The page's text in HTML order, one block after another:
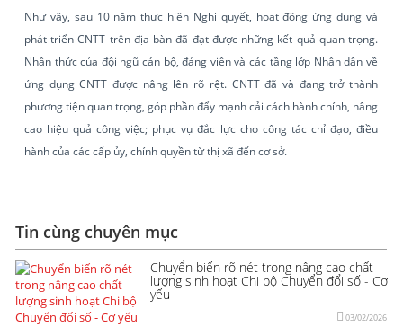
Như vậy, sau 10 năm thực hiện Nghị quyết, hoạt động ứng dụng và
phát triển CNTT trên địa bàn đã đạt được những kết quả quan trọng.
Nhân thức của đội ngũ cán bộ, đảng viên và các tầng lớp Nhân dân về
ứng dụng CNTT được nâng lên rõ rệt. CNTT đã và đang trở thành
phương tiện quan trọng, góp phần đẩy mạnh cải cách hành chính, nâng
cao hiệu quả công việc; phục vụ đắc lực cho công tác chỉ đạo, điều
hành của các cấp ủy, chính quyền từ thị xã đến cơ sở.
Tin cùng chuyên mục
Chuyển biến rõ nét trong nâng cao chất
lượng sinh hoạt Chi bộ Chuyển đổi số - Cơ
yếu
03/02/2026